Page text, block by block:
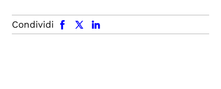
Condividi
facebook x.com linkedin